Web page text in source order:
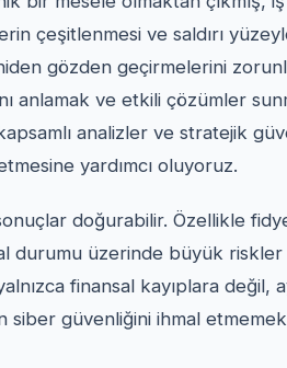
çeşitlenmesi ve saldırı
gözden geçirmelerini
anlamak ve etkili çözümler
analizler ve stratejik
yardımcı oluyoruz.
doğurabilir. Özellikle fidye
üzerinde büyük riskler
finansal kayıplara değil,
siber güvenliğini ihmal